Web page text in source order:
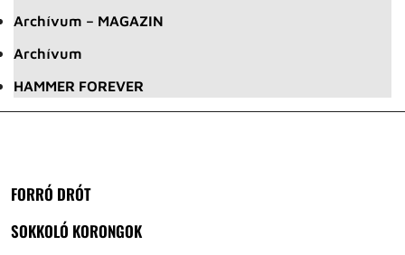
Archívum – MAGAZIN
Archívum
HAMMER FOREVER
FORRÓ DRÓT
SOKKOLÓ KORONGOK